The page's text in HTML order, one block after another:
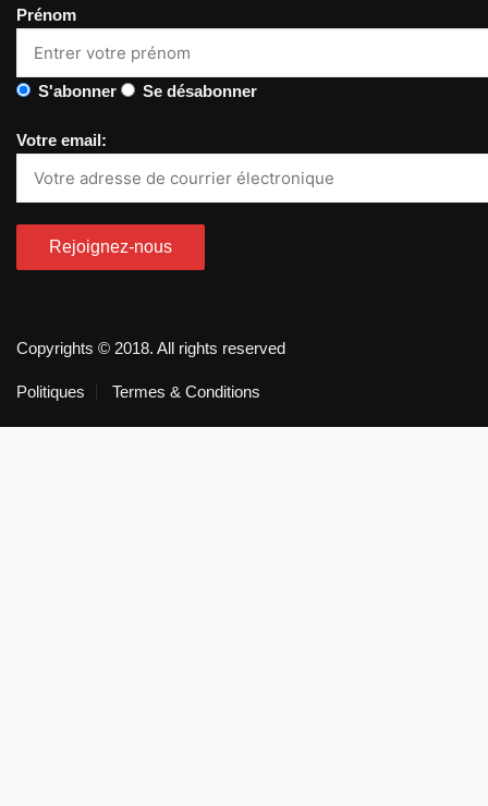
Prénom
S'abonner Se désabonner
Votre email:
Copyrights © 2018. All rights reserved
Politiques Termes & Conditions